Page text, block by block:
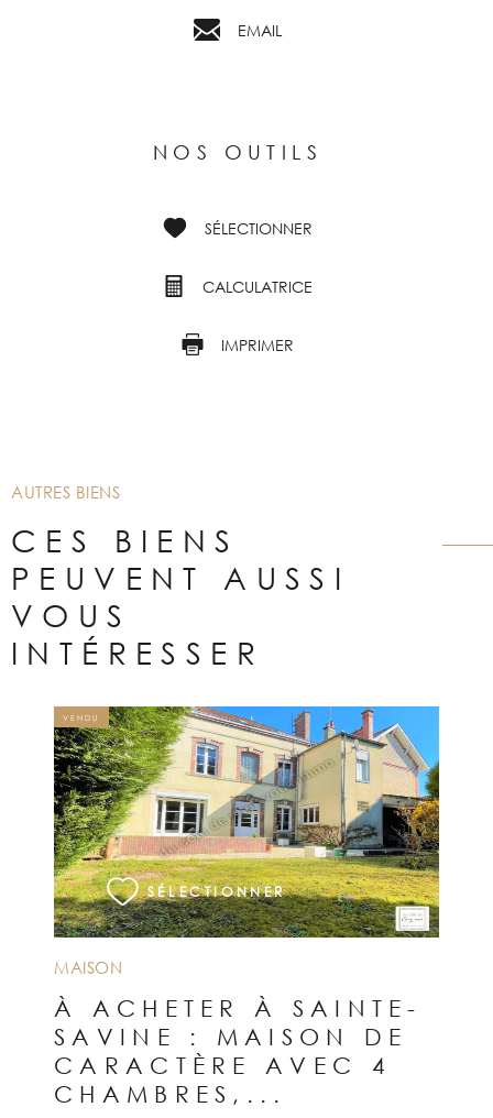
EMAIL
NOS OUTILS
SÉLECTIONNER
CALCULATRICE
IMPRIMER
AUTRES BIENS
CES BIENS
PEUVENT AUSSI
VOUS
INTÉRESSER
MAISON
À ACHETER À SAINTE-
SAVINE : MAISON DE
CARACTÈRE AVEC 4
CHAMBRES,...
VENDU
SÉLECTIONNER
VOIR LE BIEN